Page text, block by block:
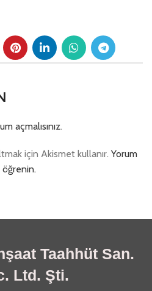
açmalısınız.
için Akismet kullanır. Yorum
öğrenin.
Taahhüt San.
Ltd. Şti.